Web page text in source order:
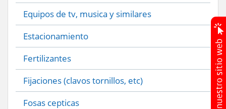
Equipos de tv, musica y similares
Estacionamiento
Fertilizantes
Fijaciones (clavos tornillos, etc)
Fosas cepticas